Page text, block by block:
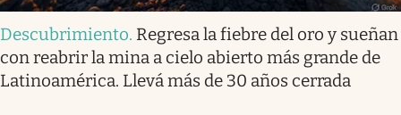
Descubrimiento. Regresa la fiebre del oro y sueñan
con reabrir la mina a cielo abierto más grande de
Latinoamérica. Llevá más de 30 años cerrada